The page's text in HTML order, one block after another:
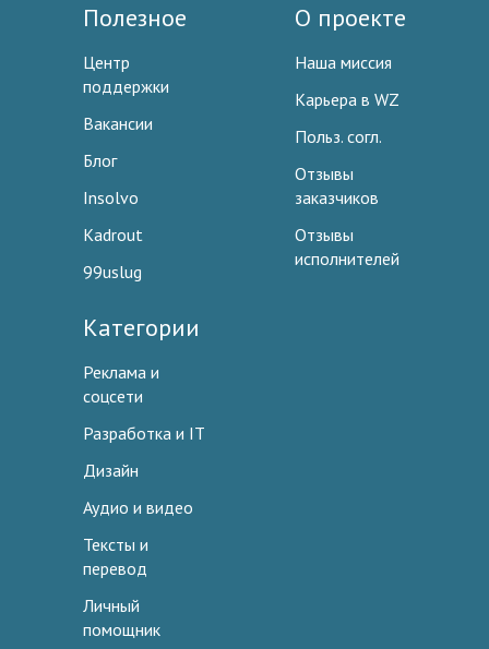
Полезное
Центр
поддержки
Вакансии
Блог
Insolvo
Kadrout
99uslug
О проекте
Наша миссия
Карьера в WZ
Польз. согл.
Отзывы
заказчиков
Отзывы
исполнителей
Категории
Реклама и
соцсети
Разработка и IT
Дизайн
Аудио и видео
Тексты и
перевод
Личный
помощник